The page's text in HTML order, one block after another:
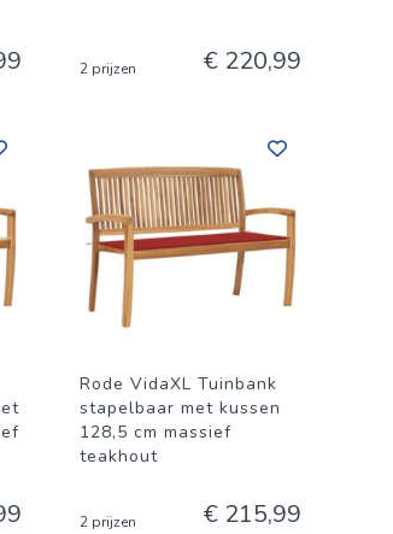
2 prijzen € 220,99
Rode VidaXL Tuinbank
stapelbaar met kussen
128,5 cm massief
teakhout
2 prijzen € 215,99